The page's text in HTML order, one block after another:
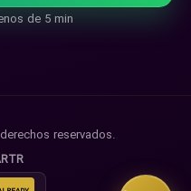
de 5 min
reservados.
TR